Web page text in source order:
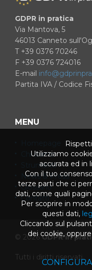
GDPR in pratica
Via Mantova, 5
46013 Canneto
T +39 0376 70246
F +39 0376 724016
E-mail
Partita IVA / Codice
MENU
Chi siamo
Strumenti
News & Press
Glossario
Contatti
© 2026GDPR in
Tutti i diritti riservati
Utilizziamo
accurata ed in
Con il tuo
terze parti che ci
dati, come quali
Per scoprire in
questi dati,
Cliccando sul
dei cookie,